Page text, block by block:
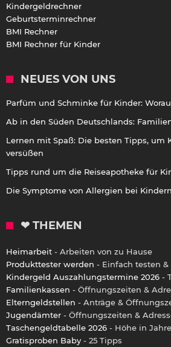
Kindergeldrechner
Geburtsterminrechner
BMI Rechner
BMI Rechner für Kinder
NEUES VON UNS
Parfüm und Schminke für Kinder:
Ab in den Süden Deutschlands:
Lernen mit Spaß: Die besten Tipps, um
versüßen
Tipps rund um die Reiseapotheke für
Die Symptome von Allergien bei Kindern
❤ THEMEN
Heimarbeit - Arbeiten von zu Hause
Produkttester werden - Einfach testen
Kindergeld Auszahlungstermine 2026 -
Familienkassen - Öffnungszeiten &
Elterngeldstellen - Anträge &
Jugendämter - Öffnungszeiten &
Taschengeldtabelle 2026 - Höhe in
Gratisproben Baby - 25 Tipps